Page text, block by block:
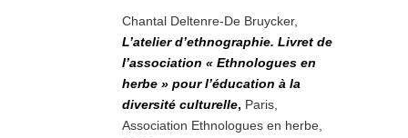
Chantal Deltenre-De Bruycker,
L’atelier d’ethnographie. Livret de
l’association « Ethnologues en
herbe » pour l’éducation à la
diversité culturelle, Paris,
Association Ethnologues en herbe,